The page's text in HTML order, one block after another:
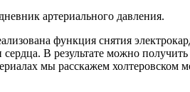
артериального давления.
функция снятия
В результате можно
мы расскажем холтеровском